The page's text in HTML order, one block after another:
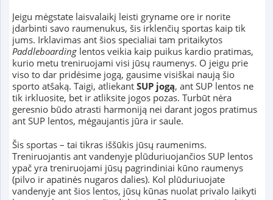
Jeigu mėgstate laisvalaikį leisti gryname ore ir norite
įdarbinti savo raumenukus, šis irklenčių sportas kaip tik
jums. Irklavimas ant šios specialiai tam pritaikytos
Paddleboardinglentos veikia kaip puikus kardio pratimas,
kurio metu treniruojami visi jūsų raumenys. O jeigu prie
viso to dar pridėsime jogą, gausime visiškai naują šio
sporto atšaką. Taigi, atliekant SUP jogą, ant SUP lentos ne
tik irkluosite, bet ir atliksite jogos pozas. Turbūt nėra
geresnio būdo atrasti harmoniją nei darant jogos pratimus
ant SUP lentos, mėgaujantis jūra ir saule.
Šis sportas – tai tikras iššūkis jūsų raumenims.
Treniruojantis ant vandenyje plūduriuojančios SUP lentos
ypač yra treniruojami jūsų pagrindiniai kūno raumenys
(pilvo ir apatinės nugaros dalies). Kol plūduriuojate
vandenyje ant šios lentos, jūsų kūnas nuolat privalo laikyti